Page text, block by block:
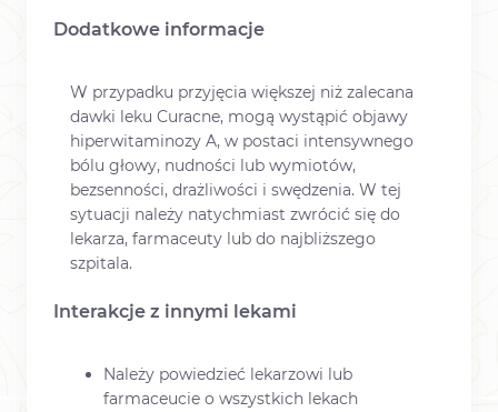
Dodatkowe informacje
W przypadku przyjęcia większej niż zalecana
dawki leku Curacne, mogą wystąpić objawy
hiperwitaminozy A, w postaci intensywnego
bólu głowy, nudności lub wymiotów,
bezsenności, drażliwości i swędzenia. W tej
sytuacji należy natychmiast zwrócić się do
lekarza, farmaceuty lub do najbliższego
szpitala.
Interakcje z innymi lekami
Należy powiedzieć lekarzowi lub
farmaceucie o wszystkich lekach